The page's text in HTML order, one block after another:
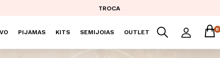
TROCA
PIJAMAS KITS SEMIJOIAS OUTLET 0